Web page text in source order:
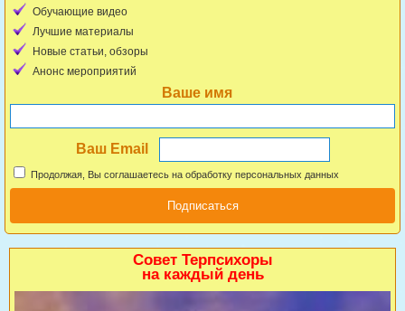
Обучающие видео
Лучшие материалы
Новые статьи, обзоры
Анонс мероприятий
Ваше имя
Ваш Email
Продолжая, Вы соглашаетесь на обработку персональных данных
Совет Терпсихоры
на каждый день